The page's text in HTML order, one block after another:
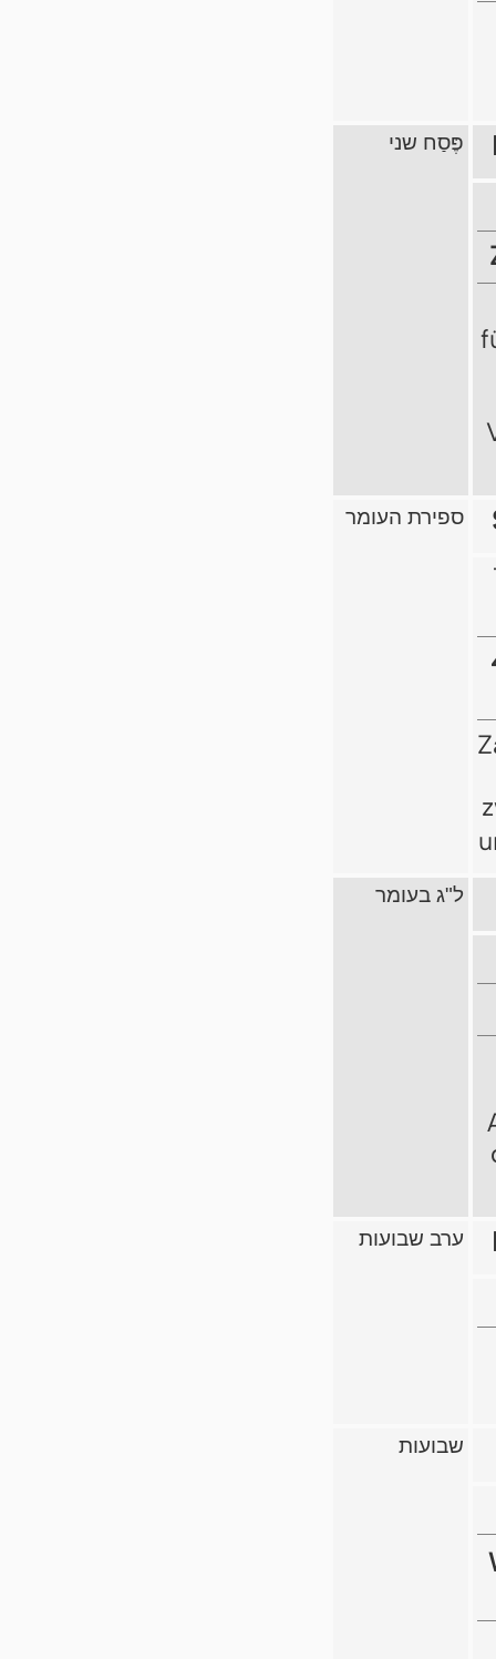
פֶּסַח שני
ספירת העומר
ל"ג בעומר
ערב שבועות
שבועות